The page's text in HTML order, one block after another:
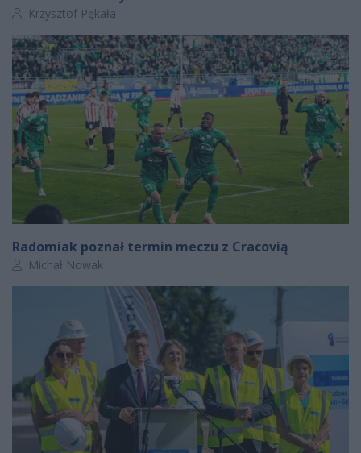
Autor artykułu:
Krzysztof Pękała
Radomiak poznał termin meczu z Cracovią
Autor artykułu:
Michał Nowak